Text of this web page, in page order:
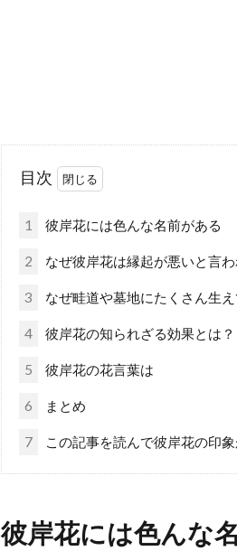
目次
1 彼岸花には色んな名前がある
2 なぜ彼岸花は縁起が悪いと言わ
3 なぜ畦道や墓地にたくさん生
4 彼岸花の知られざる効果とは？
5 彼岸花の花言葉は
6 まとめ
7 この記事を読んで彼岸花の印
彼岸花には色んな